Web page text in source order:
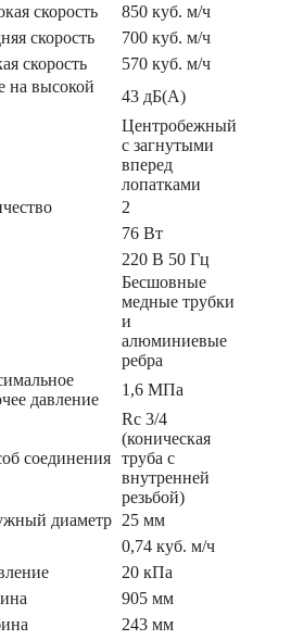
скорость
850 куб. м/ч
скорость
700 куб. м/ч
скорость
570 куб. м/ч
на высокой
43 дБ(А)
Центробежный
с загнутыми
вперед
лопатками
2
76 Вт
220 В 50 Гц
Бесшовные
медные трубки
и
алюминиевые
ребра
давление
1,6 МПа
соединения
Rc 3/4
(коническая
труба с
внутренней
резьбой)
диаметр 25 мм
0,74 куб. м/ч
20 кПа
905 мм
243 мм